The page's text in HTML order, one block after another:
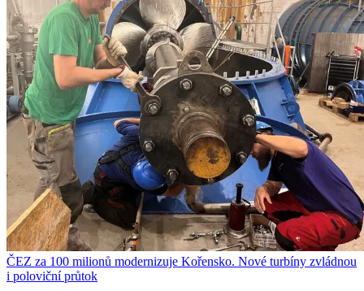
ČEZ za 100 milionů modernizuje Kořensko. Nové turbíny zvládnou
i poloviční průtok